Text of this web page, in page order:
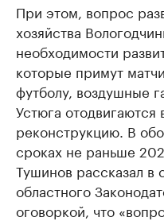
При этом, вопрос
хозяйства
необходимости
которые примут
футболу, воздушные
Устюга отодвигаются
реконструкцию. В
сроках не раньше
Тушинов рассказал в
областного
оговоркой, что